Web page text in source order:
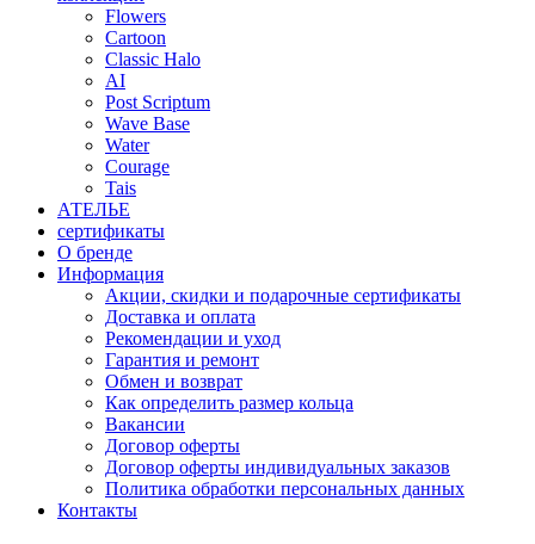
Flowers
Cartoon
Classic Halo
AI
Post Scriptum
Wave Base
Water
Courage
Tais
АТЕЛЬЕ
сертификаты
О бренде
Информация
Акции, скидки и подарочные сертификаты
Доставка и оплата
Рекомендации и уход
Гарантия и ремонт
Обмен и возврат
Как определить размер кольца
Вакансии
Договор оферты
Договор оферты индивидуальных заказов
Политика обработки персональных данных
Контакты